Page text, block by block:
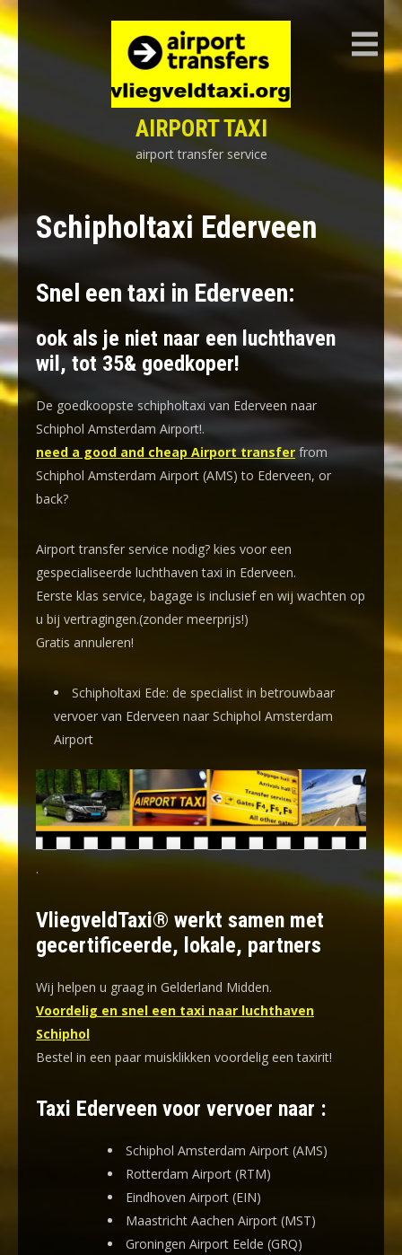
Skip
to
content
AIRPORT TAXI
airport transfer service
Schipholtaxi Ederveen
Snel een taxi in Ederveen:
ook als je niet naar een luchthaven
wil, tot 35& goedkoper!
De goedkoopste schipholtaxi van Ederveen naar
Schiphol Amsterdam Airport!.
need a good and cheap Airport transfer from
Schiphol Amsterdam Airport (AMS) to Ederveen, or
back?
Airport transfer service nodig? kies voor een
gespecialiseerde luchthaven taxi in Ederveen.
Eerste klas service, bagage is inclusief en wij wachten op
u bij vertragingen.(zonder meerprijs!)
Gratis annuleren!
Schipholtaxi Ede: de specialist in betrouwbaar
vervoer van Ederveen naar Schiphol Amsterdam
Airport
.
VliegveldTaxi® werkt samen met
gecertificeerde, lokale, partners
Wij helpen u graag in Gelderland Midden.
Voordelig en snel een taxi naar luchthaven
Schiphol
Bestel in een paar muisklikken voordelig een taxirit!
Taxi Ederveen voor vervoer naar :
Schiphol Amsterdam Airport (AMS)
Rotterdam Airport (RTM)
Eindhoven Airport (EIN)
Maastricht Aachen Airport (MST)
Groningen Airport Eelde (GRQ)